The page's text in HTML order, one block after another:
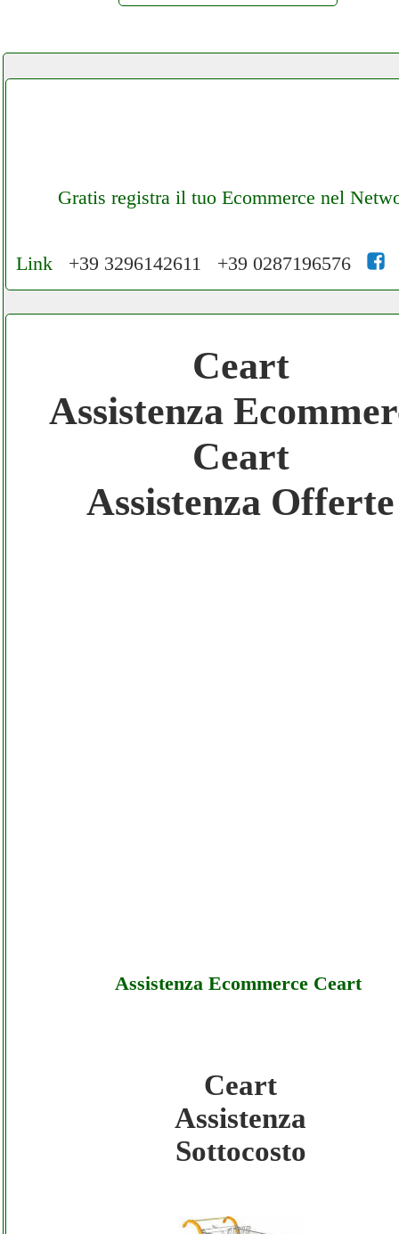
Gratis registra il tuo Ecommerce nel
Cerchiamo Collaboratori per Lavoro nel
Gratis registra il tuo Ecommerce nel
Gratis registra il tuo Sito di Annunci nel
Amazon Sottocosto Ceart
Link+39 3296142611 +39 0287196576
Ceart
Assistenza
Ceart
Assistenza Offerte
Assistenza Ecommerce Ceart
Ceart - Assistenza Ecommerce Ceart -
Ceart - Assistenza Ecommerce Ceart -
Ceart - Assistenza Ecommerce Ceart -
Ceart
Assistenza
Sottocosto